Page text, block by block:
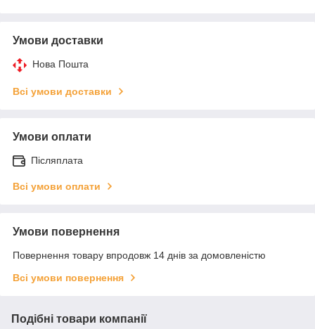
Умови доставки
Нова Пошта
Всі умови доставки
Умови оплати
Післяплата
Всі умови оплати
Умови повернення
Повернення товару впродовж 14 днів за домовленістю
Всі умови повернення
Подібні товари компанії